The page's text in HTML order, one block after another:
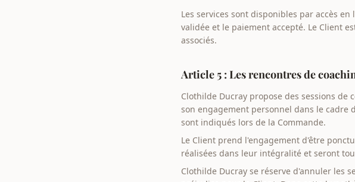
Les services sont disponibles par accès
validée et le paiement accepté. Le Client
associés.
Article 5 : Les rencontres de
Clothilde Ducray propose des sessions
son engagement personnel dans le cadre
sont indiqués lors de la Commande.
Le Client prend l'engagement d'être
réalisées dans leur intégralité et seront
Clothilde Ducray se réserve d'annuler les